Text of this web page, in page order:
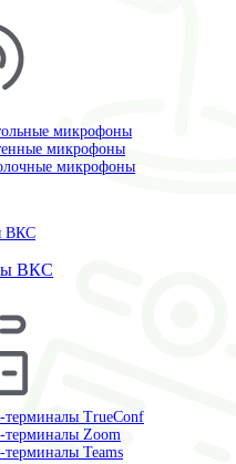
микрофоны
микрофоны
микрофоны
ВКС
ВКС
TrueConf
Zoom
Teams